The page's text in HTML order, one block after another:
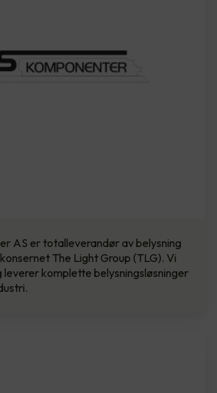
AS er totalleverandør av belysning
The Light Group (TLG). Vi
komplette belysningsløsninger